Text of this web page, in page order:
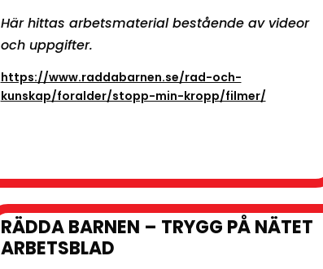
Här hittas arbetsmaterial bestående av videor
och uppgifter.
https://www.raddabarnen.se/rad-och-
kunskap/foralder/stopp-min-kropp/filmer/
RÄDDA BARNEN – TRYGG PÅ NÄTET
ARBETSBLAD